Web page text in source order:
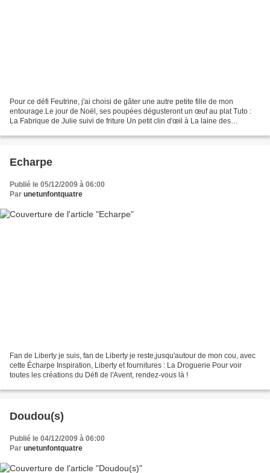
Pour ce défi Feutrine, j'ai choisi de gâter une autre petite fille de mon
entourage.Le jour de Noël, ses poupées dégusteront un œuf au plat Tuto :
La Fabrique de Julie suivi de friture Un petit clin d'œil à La laine des
Echarpe
Publié le 05/12/2009 à 06:00
Par unetunfontquatre
Fan de Liberty je suis, fan de Liberty je reste,jusqu'autour de mon cou, avec
cette Écharpe Inspiration, Liberty et fournitures : La Droguerie Pour voir
toutes les créations du Défi de l'Avent, rendez-vous là !
Doudou(s)
Publié le 04/12/2009 à 06:00
Par unetunfontquatre